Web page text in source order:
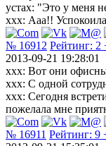
устах: "Это у меня
xxx: Ааа!!
№ 16912 Рейтинг: 2
2013-09-21 19:28:01
xxx: Вот они
xxx: С одной
xxx: Сегодня
пожелала мне
№ 16911 Рейтинг: 9